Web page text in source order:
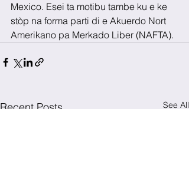
Mexico. Esei ta motibu tambe ku e ke
stòp na forma parti di e Akuerdo Nort
Amerikano pa Merkado Liber (NAFTA).
Recent Posts See All